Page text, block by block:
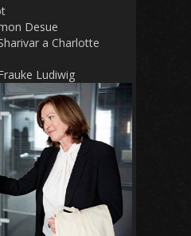
Desue
a Charlotte
Ludiwig